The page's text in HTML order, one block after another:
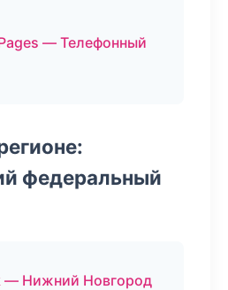
— Телефонный
федеральный
— Нижний Новгород